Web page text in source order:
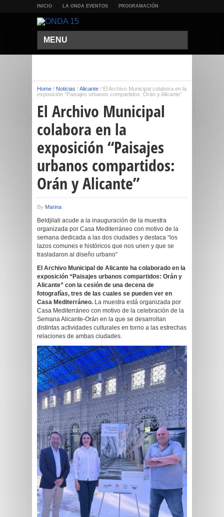
INICIO LA ONDA EVENTOS PROGRAMACIÓN
MENU
Home / Noticias /Alicante / El Archivo Municipal colabora en la
exposición “Paisajes urbanos compartidos: Orán y Alicante”
El Archivo Municipal
colabora en la
exposición “Paisajes
urbanos compartidos:
Orán y Alicante”
By Marina
Beldjilali acude a la inauguración de la muestra
organizada por Casa Mediterráneo con motivo de la
semana dedicada a las dos ciudades y destaca “los
lazos comunes e históricos que nos unen y que se
trasladaron al diseño urbano”
El Archivo Municipal de Alicante ha colaborado en la
exposición “Paisajes urbanos compartidos: Orán y
Alicante” con la cesión de una decena de
fotografías, tres de las cuales se pueden ver en
Casa Mediterráneo. La muestra está organizada por
Casa Mediterráneo con motivo de la celebración de la
Semana Alicante-Orán en la que se desarrollan
distintas actividades culturales en torno a las estrechas
relaciones de ambas ciudades.